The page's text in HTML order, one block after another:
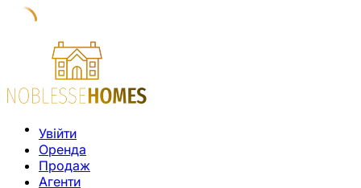
Увійти
Оренда
Продаж
Агенти